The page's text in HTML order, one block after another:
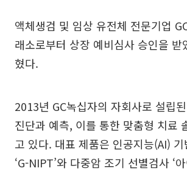
액체생검 및 임상 유전체 전문기업
래소로부터 상장 예비심사 승인을 받
혔다.
2013년 GC녹십자의 자회사로 설립
진단과 예측, 이를 통한 맞춤형 치료
고 있다. 대표 제품은 인공지능(AI) 기
‘G-NIPT’와 다중암 조기 선별검사 ‘